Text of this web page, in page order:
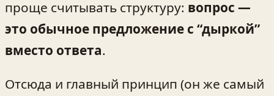
проще считывать структуру: вопрос —
это обычное предложение с “дыркой”
вместо ответа.
Отсюда и главный принцип (он же самый